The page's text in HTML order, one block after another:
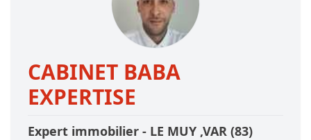
CABINET BABA
EXPERTISE
Expert immobilier - LE MUY ,VAR (83)